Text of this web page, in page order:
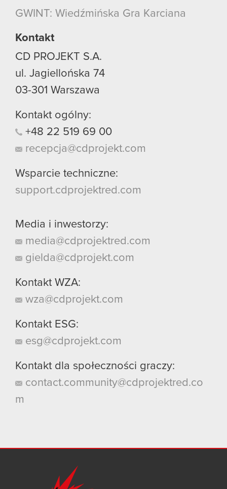
GWINT: Wiedźmińska Gra Karciana
Kontakt
CD PROJEKT S.A.
ul. Jagiellońska 74
03-301 Warszawa
Kontakt ogólny:
+48 22 519 69 00
recepcja@cdprojekt.com
Wsparcie techniczne:
support.cdprojektred.com
Media i inwestorzy:
media@cdprojektred.com
gielda@cdprojekt.com
Kontakt WZA:
wza@cdprojekt.com
Kontakt ESG:
esg@cdprojekt.com
Kontakt dla społeczności graczy:
contact.community@cdprojektred.co
m